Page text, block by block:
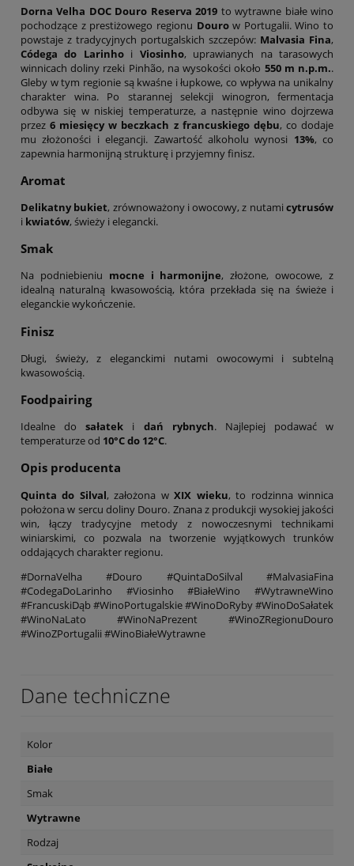
Dorna Velha DOC Douro Reserva 2019 to wytrawne białe wino
pochodzące z prestiżowego regionu Dourow Portugalii. Wino to
powstaje z tradycyjnych portugalskich szczepów: Malvasia Fina,
Códega do Larinhoi Viosinho, uprawianych na tarasowych
winnicach doliny rzeki Pinhão, na wysokości około 550 m n.p.m..
Gleby w tym regionie są kwaśne i łupkowe, co wpływa na unikalny
charakter wina. Po starannej selekcji winogron, fermentacja
odbywa się w niskiej temperaturze, a następnie wino dojrzewa
przez6 miesięcy w beczkach z francuskiego dębu, co dodaje
mu złożoności i elegancji. Zawartość alkoholu wynosi 13%, co
zapewnia harmonijną strukturę i przyjemny finisz.
Aromat
Delikatny bukiet, zrównoważony i owocowy, z nutamicytrusów
i kwiatów, świeży i elegancki.
Smak
Na podniebieniu mocne i harmonijne, złożone, owocowe, z
idealną naturalną kwasowością, która przekłada się na świeże i
eleganckie wykończenie.
Finisz
Długi, świeży, z eleganckimi nutami owocowymi i subtelną
kwasowością.
Foodpairing
Idealne dosałatek i dań rybnych. Najlepiej podawać w
temperaturze od 10°C do 12°C.
Opis producenta
Quinta do Silval, założona wXIX wieku, to rodzinna winnica
położona w sercu doliny Douro. Znana z produkcji wysokiej jakości
win, łączy tradycyjne metody z nowoczesnymi technikami
winiarskimi, co pozwala na tworzenie wyjątkowych trunków
oddających charakter regionu.
#DornaVelha #Douro #QuintaDoSilval #MalvasiaFina
#CodegaDoLarinho #Viosinho #BiałeWino #WytrawneWino
#FrancuskiDąb #WinoPortugalskie #WinoDoRyby #WinoDoSałatek
#WinoNaLato #WinoNaPrezent #WinoZRegionuDouro
#WinoZPortugalii #WinoBiałeWytrawne
Dane techniczne
Kolor
Białe
Smak
Wytrawne
Rodzaj